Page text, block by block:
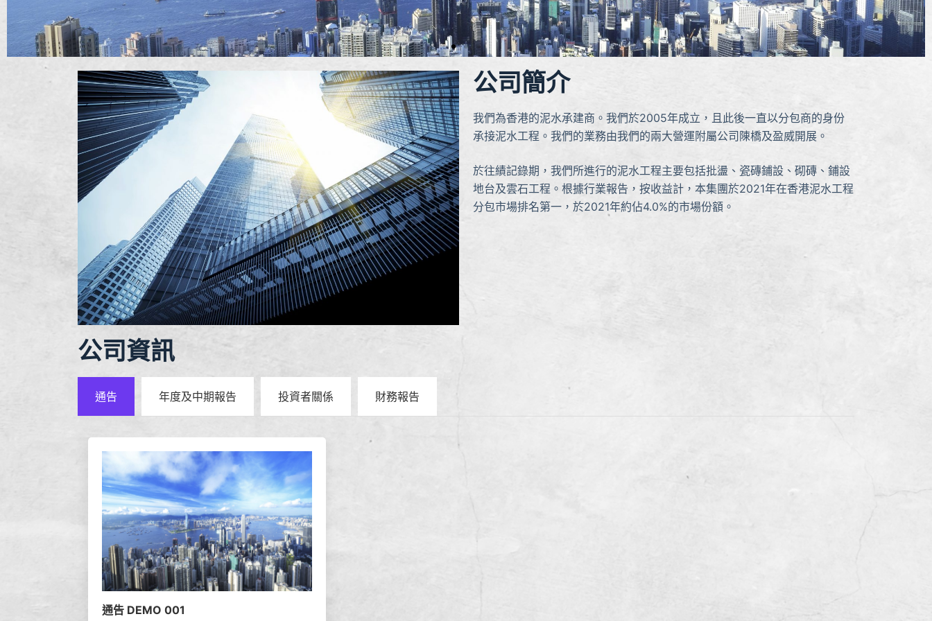
公司簡介
我們為香港的泥水承建商。我們於2005年成立，且此後一直以分包商的身份
承接泥水工程。我們的業務由我們的兩大營運附屬公司陳橋及盈威開展。
於往績記錄期，我們所進行的泥水工程主要包括批盪、瓷磚鋪設、砌磚、鋪設
地台及雲石工程。根據行業報告，按收益計，本集團於2021年在香港泥水工程
分包市場排名第一，於2021年約佔4.0%的市場份額。
公司資訊
通告 年度及中期報告 投資者關係 財務報告
通告 DEMO 001